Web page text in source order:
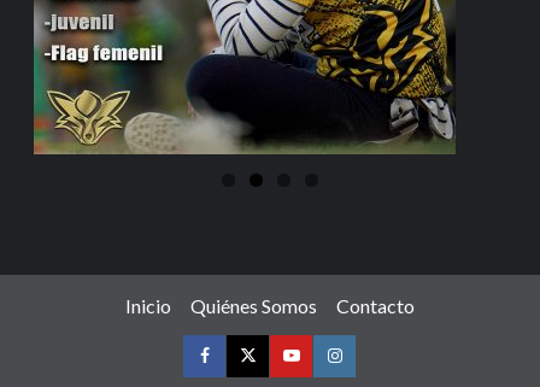
Inicio Quiénes Somos Contacto